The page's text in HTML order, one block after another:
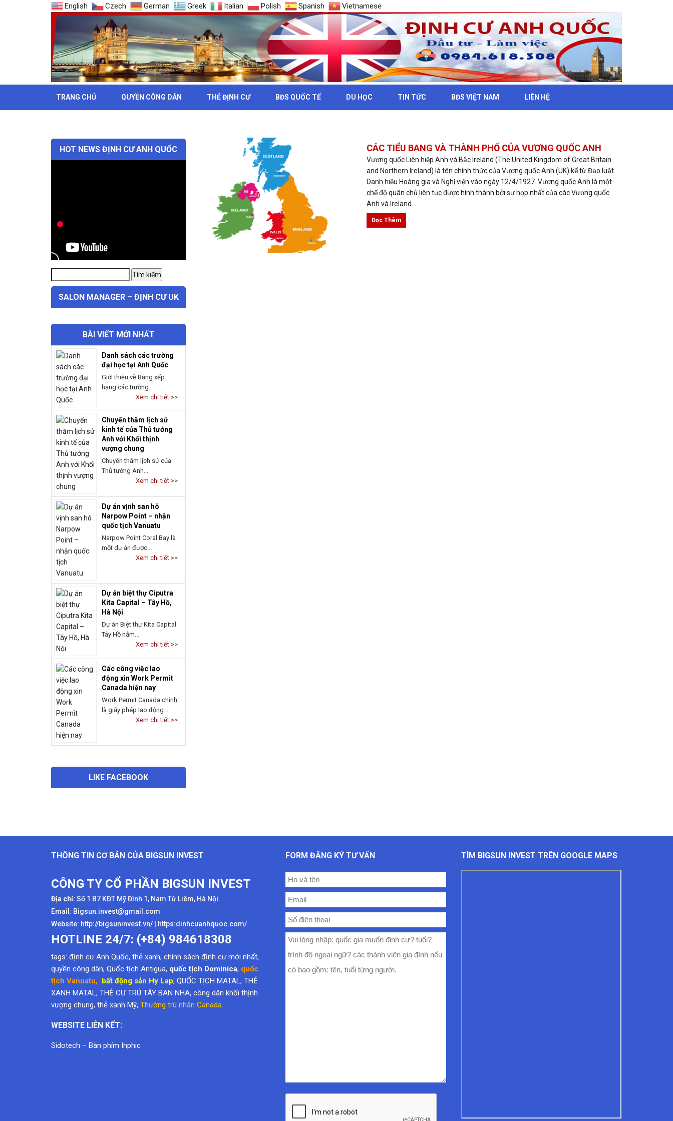
English Czech German Greek Italian Polish Spanish Vietnamese
TRANG CHỦ QUYỀN CÔNG DÂN THẺ ĐỊNH CƯ BĐS QUỐC TẾ DU HỌC TIN TỨC BĐS VIỆT NAM LIÊN HỆ
THẺ: CÁC QUỐC GIA CỦA UK
CÁC TIỂU BANG VÀ THÀNH PHỐ CỦA VƯƠNG QUỐC ANH
and Northern Ireland) là tên chính thức của Vương quốc Anh (UK) kể từ Đạo luật
Danh hiệu Hoàng gia và Nghị viện vào ngày 12/4/1927. Vương quốc Anh là một
Đọc Thêm
HOT NEWS ĐỊNH CƯ ANH QUỐC
SALON MANAGER – ĐỊNH CƯ UK
Danh sách các trường
đại học tại Anh Quốc
Giới thiệu về Bảng xếp
kinh tế của Thủ tướng
Anh với Khối thịnh
vượng chung
Chuyến thăm lịch sử của
Thủ tướng Anh...
Xem chi tiết >>
Dự án vịnh san hô
Narpow Point – nhận
quốc tịch Vanuatu
Narpow Point Coral Bay là
một dự án được...
Dự án biệt thự Ciputra
Hà Nội
Dự án Biệt thự Kita Capital
Các công việc lao
động xin Work Permit
Canada hiện nay
Work Permit Canada chính
là giấy phép lao động...
LIKE FACEBOOK
Website: http://bigsuninvest.vn/|https:dinhcuanhquoc.com/
tags:định cư Anh Quốc, thẻ xanh ,chính sách định cư mới nhất
quyền công dân; Quốc tịch Antigua,quốc tịch Dominica
tịch Vanuatu, bất động sản Hy Lap
XANH MATAL, THẺ CƯ TRÚ TÂY BAN NHA, công dân khối thịnh
vượng chung,thẻ xanh Mỹ ,Thường trú nhân Canada
WEBSITE LIÊN KẾT:
Sidotech – Bàn phím Inphic